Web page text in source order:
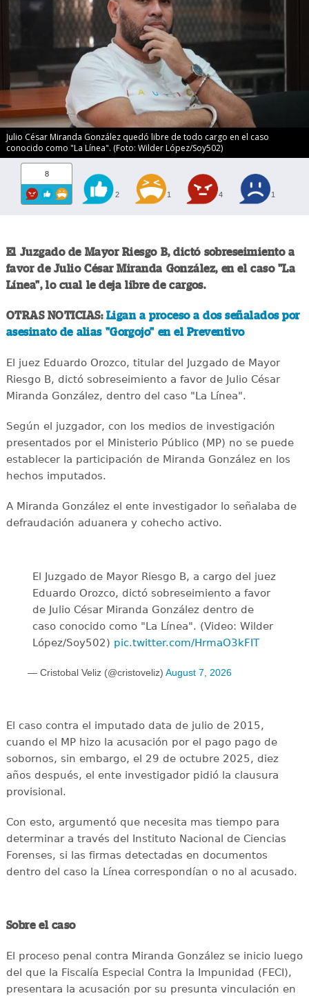
Julio César Miranda González quedó libre de todo cargo en el caso
conocido como "La Línea". (Foto: Wilder López/Soy502)
8
2 1 4 1
El Juzgado de Mayor Riesgo B, dictó sobreseimiento a
favor de Julio César Miranda González, en el caso "La
Línea", lo cual le deja libre de cargos.
OTRAS NOTICIAS: Ligan a proceso a dos señalados por
asesinato de alias "Gorgojo" en el Preventivo
El juez Eduardo Orozco, titular del Juzgado de Mayor
Riesgo B, dictó sobreseimiento a favor de Julio César
Miranda González, dentro del caso "La Línea".
Según el juzgador, con los medios de investigación
presentados por el Ministerio Público (MP) no se puede
establecer la participación de Miranda González en los
hechos imputados.
A Miranda González el ente investigador lo señalaba de
defraudación aduanera y cohecho activo.
El Juzgado de Mayor Riesgo B, a cargo del juez
Eduardo Orozco, dictó sobreseimiento a favor
de Julio César Miranda González dentro de
caso conocido como "La Línea". (Video: Wilder
López/Soy502) pic.twitter.com/HrmaO3kFIT
— Cristobal Veliz (@cristoveliz) August 7, 2026
El caso contra el imputado data de julio de 2015,
cuando el MP hizo la acusación por el pago pago de
sobornos, sin embargo, el 29 de octubre 2025, diez
años después, el ente investigador pidió la clausura
provisional.
Con esto, argumentó que necesita mas tiempo para
determinar a través del Instituto Nacional de Ciencias
Forenses, si las firmas detectadas en documentos
dentro del caso la Línea correspondían o no al acusado.
Sobre el caso
El proceso penal contra Miranda González se inicio luego
del que la Fiscalía Especial Contra la Impunidad (FECI),
presentara la acusación por su presunta vinculación en